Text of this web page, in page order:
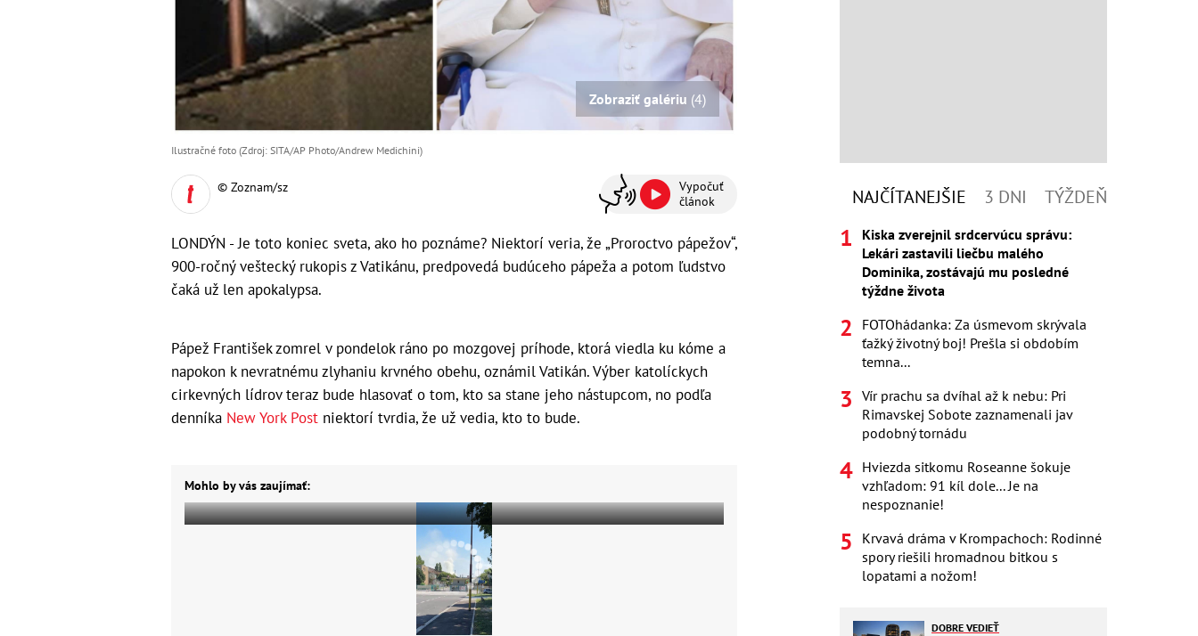
Zobraziť galériu (4)
Ilustračné foto (Zdroj: SITA/AP Photo/Andrew Medichini)
© Zoznam/sz
Vypočuť
článok
LONDÝN - Je toto koniec sveta, ako ho poznáme? Niektorí veria, že „Proroctvo pápežov“,
900-ročný veštecký rukopis z Vatikánu, predpovedá budúceho pápeža a potom ľudstvo
čaká už len apokalypsa.
Pápež František zomrel v pondelok ráno po mozgovej príhode, ktorá viedla ku kóme a
napokon k nevratnému zlyhaniu krvného obehu, oznámil Vatikán. Výber katolíckych
cirkevných lídrov teraz bude hlasovať o tom, kto sa stane jeho nástupcom, no podľa
denníka New York Post niektorí tvrdia, že už vedia, kto to bude.
Mohlo by vás zaujímať:
NAJČÍTANEJŠIE 3 DNI TÝŽDEŇ
Kiska zverejnil srdcervúcu správu:
Lekári zastavili liečbu malého
Dominika, zostávajú mu posledné
týždne života
FOTOhádanka: Za úsmevom skrývala
ťažký životný boj! Prešla si obdobím
temna...
Vír prachu sa dvíhal až k nebu: Pri
Rimavskej Sobote zaznamenali jav
podobný tornádu
Hviezda sitkomu Roseanne šokuje
vzhľadom: 91 kíl dole... Je na
nespoznanie!
Krvavá dráma v Krompachoch: Rodinné
spory riešili hromadnou bitkou s
lopatami a nožom!
DOBRE VEDIEŤ